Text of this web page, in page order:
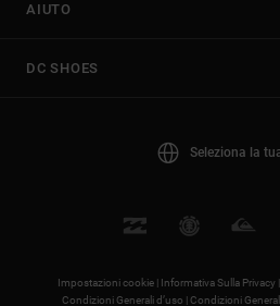
AIUTO
DC SHOES
Seleziona la
Impostazioni cookie | Informativa Sulla Privacy |
Condizioni Generali d’uso |Condizioni